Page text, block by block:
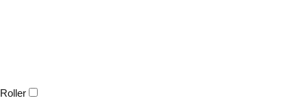
Roller